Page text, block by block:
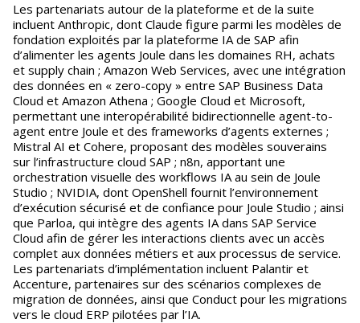
Les partenariats autour de la plateforme et de la suite
incluent Anthropic, dont Claude figure parmi les modèles de
fondation exploités par la plateforme IA de SAP afin
d’alimenter les agents Joule dans les domaines RH, achats
et supply chain ; Amazon Web Services, avec une intégration
des données en « zero-copy » entre SAP Business Data
Cloud et Amazon Athena ; Google Cloud et Microsoft,
permettant une interopérabilité bidirectionnelle agent-to-
agent entre Joule et des frameworks d’agents externes ;
Mistral AI et Cohere, proposant des modèles souverains
sur l’infrastructure cloud SAP ; n8n, apportant une
orchestration visuelle des workflows IA au sein de Joule
Studio ; NVIDIA, dont OpenShell fournit l’environnement
d’exécution sécurisé et de confiance pour Joule Studio ; ainsi
que Parloa, qui intègre des agents IA dans SAP Service
Cloud afin de gérer les interactions clients avec un accès
complet aux données métiers et aux processus de service.
Les partenariats d’implémentation incluent Palantir et
Accenture, partenaires sur des scénarios complexes de
migration de données, ainsi que Conduct pour les migrations
vers le cloud ERP pilotées par l’IA.